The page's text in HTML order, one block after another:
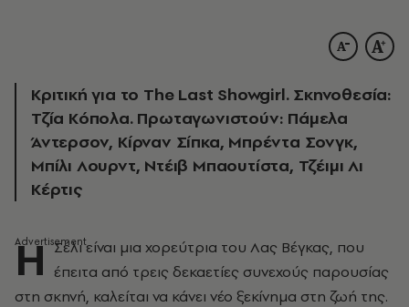
Kριτική για το The Last Showgirl. Σκηνοθεσία:
Τζία Κόπολα. Πρωταγωνιστούν: Πάμελα
Άντερσον, Κίρναν Σίπκα, Μπρέντα Σονγκ,
Μπίλι Λουρντ, Ντέιβ Μπαουτίστα, Τζέιμι Λι
Κέρτις
H Σέλι είναι μια χορεύτρια του Λας Βέγκας, που
έπειτα από τρεις δεκαετίες συνεχούς παρουσίας
στη σκηνή, καλείται να κάνει νέο ξεκίνημα στη ζωή της.